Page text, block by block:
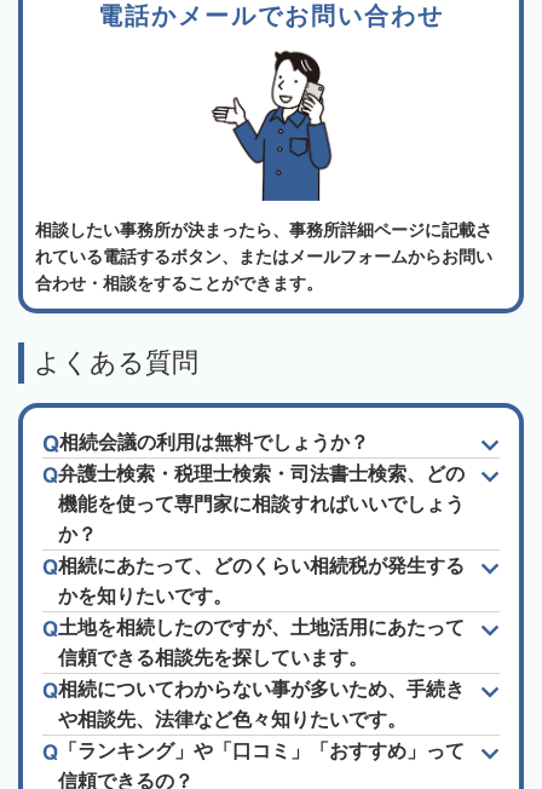
電話かメールでお問い合わせ
相談したい事務所が決まったら、事務所詳細ページに記載さ
れている電話するボタン、またはメールフォームからお問い
合わせ・相談をすることができます。
よくある質問
相続会議の利用は無料でしょうか？
弁護士検索・税理士検索・司法書士検索、どの
機能を使って専門家に相談すればいいでしょう
か？
相続にあたって、どのくらい相続税が発生する
かを知りたいです。
土地を相続したのですが、土地活用にあたって
信頼できる相談先を探しています。
相続についてわからない事が多いため、手続き
や相談先、法律など色々知りたいです。
「ランキング」や「口コミ」「おすすめ」って
信頼できるの？